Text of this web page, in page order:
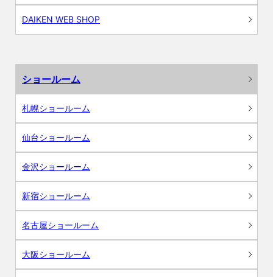
DAIKEN WEB SHOP
ショールーム
札幌ショールーム
仙台ショールーム
金沢ショールーム
新宿ショールーム
名古屋ショールーム
大阪ショールーム